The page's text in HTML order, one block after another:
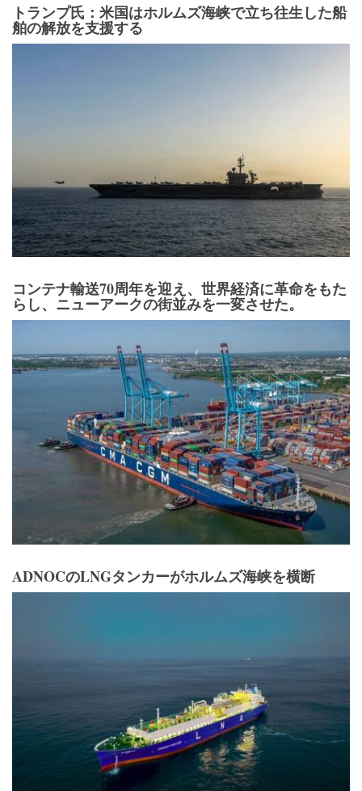
トランプ氏：米国はホルムズ海峡で立ち往生した船
舶の解放を支援する
コンテナ輸送70周年を迎え、世界経済に革命をもた
らし、ニューアークの街並みを一変させた。
ADNOCのLNGタンカーがホルムズ海峡を横断